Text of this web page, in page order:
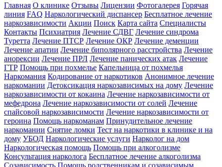
Главная О клинике Отзывы Лицензии Фотогалерея Горячая
линия FAQ Наркологический диспансер Бесплатное лечение
наркозависимости Акции Поиск Карта сайта Специалисты
Контакты Психиатрия Лечение СДВГ Лечение синдрома
Туретта Лечение ПТСР Лечение ОКР Лечение деменции
Лечение апатии Лечение биполярного расстройства Лечение
анорексии Лечение ПРЛ Лечение панических атак Лечение
ГТР Помощь при похмелье Капельница от похмелья
Наркомания Кодирование от наркотиков Анонимное лечение
наркомании Детоксикация наркозависимых на дому Лечение
наркозависимости от кокаина Лечение наркозависимости от
мефедрона Лечение наркозависимости от солей Лечение
спайсовой наркозависимости Лечение наркозависимости от
героина Помощь наркоманам Принудительное лечение
наркомании Снятие ломки Тест на наркотики в клинике и на
дому УБОД Наркологические услуги Нарколог на дом
Наркологическая помощь Помощь при алкоголизме
Консультация нарколога Бесплатное лечение алкоголизма
Созависимость Помощь родственникам и созависимым